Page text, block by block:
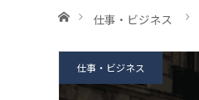
ホーム仕事・ビジネス
仕事・ビジネス